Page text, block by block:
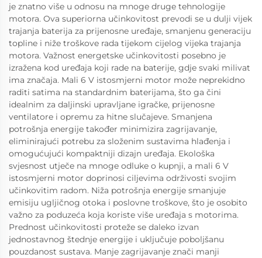
je znatno više u odnosu na mnoge druge tehnologije
motora. Ova superiorna učinkovitost prevodi se u dulji vijek
trajanja baterija za prijenosne uređaje, smanjenu generaciju
topline i niže troškove rada tijekom cijelog vijeka trajanja
motora. Važnost energetske učinkovitosti posebno je
izražena kod uređaja koji rade na baterije, gdje svaki milivat
ima značaja. Mali 6 V istosmjerni motor može neprekidno
raditi satima na standardnim baterijama, što ga čini
idealnim za daljinski upravljane igračke, prijenosne
ventilatore i opremu za hitne slučajeve. Smanjena
potrošnja energije također minimizira zagrijavanje,
eliminirajući potrebu za složenim sustavima hlađenja i
omogućujući kompaktniji dizajn uređaja. Ekološka
svjesnost utječe na mnoge odluke o kupnji, a mali 6 V
istosmjerni motor doprinosi ciljevima održivosti svojim
učinkovitim radom. Niža potrošnja energije smanjuje
emisiju ugljičnog otoka i poslovne troškove, što je osobito
važno za poduzeća koja koriste više uređaja s motorima.
Prednost učinkovitosti proteže se daleko izvan
jednostavnog štednje energije i uključuje poboljšanu
pouzdanost sustava. Manje zagrijavanje znači manji